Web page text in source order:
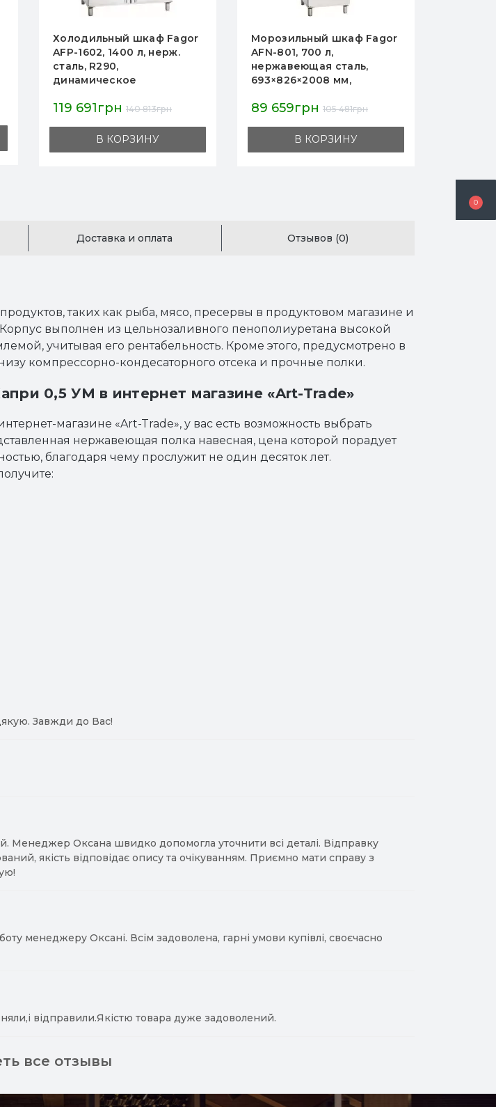
0
Fagor
кл.4,
Морозильный шкаф Fagor
AFN-801, 700 л,
нержавеющая сталь,
693×826×2008 мм,
динамическое
изоляция, для
ресторанов и магазинов
89 659грн
В КОРЗИНУ
Морозильный шкаф
HURAKAN HKN-GX650BTK,
650 л, нерж. сталь AISI 201,
740×830×2010 мм,
замок, подсветка, для
58 750грн
В КОРЗИНУ
Доставка и оплата Отзывов (0)
таких как рыба, мясо, пресервы в продуктовом магазине и
выполнен из цельнозаливного пенополиуретана высокой
учитывая его рентабельность. Кроме этого, предусмотрено в
компрессорно-кондесаторного отсека и прочные полки.
0,5 УМ в интернет магазине «Art-Trade»
магазине «Art-Trade», у вас есть возможность выбрать
нержавеющая полка навесная, цена которой порадует
благодаря чему прослужит не один десяток лет.
Завжди до Вас!
Менеджер Оксана швидко допомогла уточнити всі деталі. Відправку
якість відповідає опису та очікуванням. Приємно мати справу з
менеджеру Оксані. Всім задоволена, гарні умови купівлі, своєчасно
відправили.Якістю товара дуже задоволений.
все отзывы